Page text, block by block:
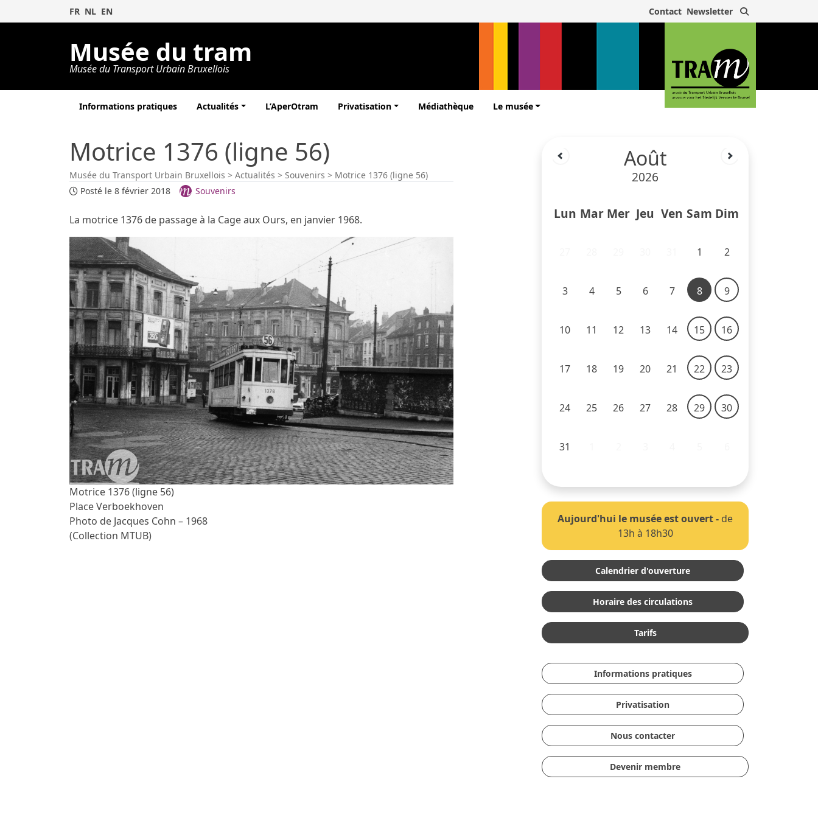
FR NL EN Contact Newsletter
Musée du tram
Musée du Transport Urbain Bruxellois
Informations pratiques Actualités L’AperOtram Privatisation Médiathèque Le musée
Motrice 1376 (ligne 56)
Musée du Transport Urbain Bruxellois > Actualités > Souvenirs > Motrice 1376 (ligne 56)
Posté le 8 février 2018
Souvenirs
La motrice 1376 de passage à la Cage aux Ours, en janvier 1968.
Motrice 1376 (ligne 56)
Place Verboekhoven
Photo de Jacques Cohn – 1968
(Collection MTUB)
Août
2026
Lun Mar Mer Jeu Ven Sam Dim
1 2
3 4 5 6 7 8 9
10 11 12 13 14 15 16
17 18 19 20 21 22 23
24 25 26 27 28 29 30
31
Aujourd'hui le musée est ouvert- de
13h à 18h30
Calendrier d'ouverture
Horaire des circulations
Tarifs
Informations pratiques
Privatisation
Nous contacter
Devenir membre